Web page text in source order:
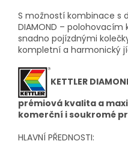
S možností kombinace s
DIAMOND –
snadno pojízdnými
kompletní a harmonický
KETTLER
prémiová kvalita a
komerční i soukromé
HLAVNÍ PŘEDNOSTI: